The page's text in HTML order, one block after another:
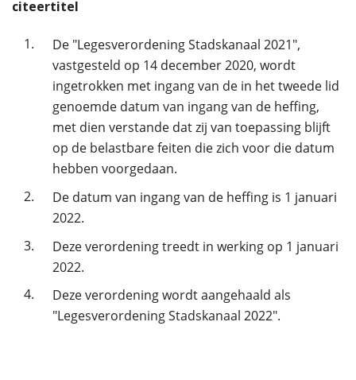
citeertitel
1.
De "Legesverordening Stadskanaal 2021",
vastgesteld op 14 december 2020, wordt
ingetrokken met ingang van de in het tweede lid
genoemde datum van ingang van de heffing,
met dien verstande dat zij van toepassing blijft
op de belastbare feiten die zich voor die datum
hebben voorgedaan.
2.
De datum van ingang van de heffing is 1 januari
2022.
3.
Deze verordening treedt in werking op 1 januari
2022.
4.
Deze verordening wordt aangehaald als
"Legesverordening Stadskanaal 2022".